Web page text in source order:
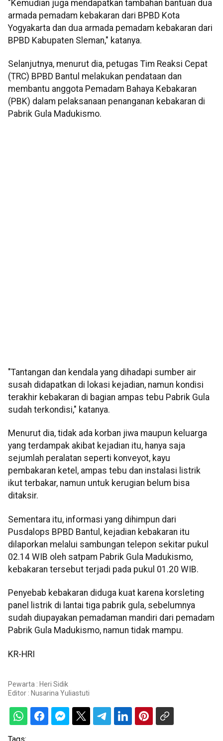
"Kemudian juga mendapatkan tambahan bantuan dua
armada pemadam kebakaran dari BPBD Kota
Yogyakarta dan dua armada pemadam kebakaran dari
BPBD Kabupaten Sleman," katanya.
Selanjutnya, menurut dia, petugas Tim Reaksi Cepat
(TRC) BPBD Bantul melakukan pendataan dan
membantu anggota Pemadam Bahaya Kebakaran
(PBK) dalam pelaksanaan penanganan kebakaran di
Pabrik Gula Madukismo.
"Tantangan dan kendala yang dihadapi sumber air
susah didapatkan di lokasi kejadian, namun kondisi
terakhir kebakaran di bagian ampas tebu Pabrik Gula
sudah terkondisi," katanya.
Menurut dia, tidak ada korban jiwa maupun keluarga
yang terdampak akibat kejadian itu, hanya saja
sejumlah peralatan seperti konveyot, kayu
pembakaran ketel, ampas tebu dan instalasi listrik
ikut terbakar, namun untuk kerugian belum bisa
ditaksir.
Sementara itu, informasi yang dihimpun dari
Pusdalops BPBD Bantul, kejadian kebakaran itu
dilaporkan melalui sambungan telepon sekitar pukul
02.14 WIB oleh satpam Pabrik Gula Madukismo,
kebakaran tersebut terjadi pada pukul 01.20 WIB.
Penyebab kebakaran diduga kuat karena korsleting
panel listrik di lantai tiga pabrik gula, sebelumnya
sudah diupayakan pemadaman mandiri dari pemadam
Pabrik Gula Madukismo, namun tidak mampu.
KR-HRI
Pewarta : Heri Sidik
Editor : Nusarina Yuliastuti